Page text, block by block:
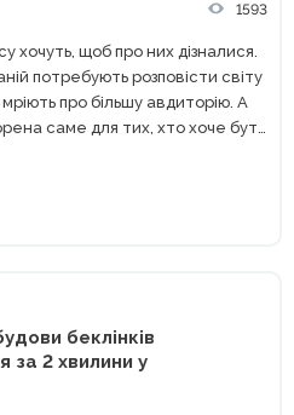
1593
хочуть, щоб про них дізналися.
потребують розповісти світу
про більшу авдиторію. А
саме для тих, хто хоче бути
беклінків
за 2 хвилини у